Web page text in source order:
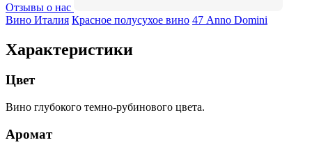
Отзывы о нас
Вино Италия Красное полусухое вино 47 Anno Domini
Характеристики
Цвет
Вино глубокого темно-рубинового цвета.
Аромат